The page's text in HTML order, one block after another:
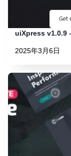
uiXpress v1.0.9
2025年3月6日